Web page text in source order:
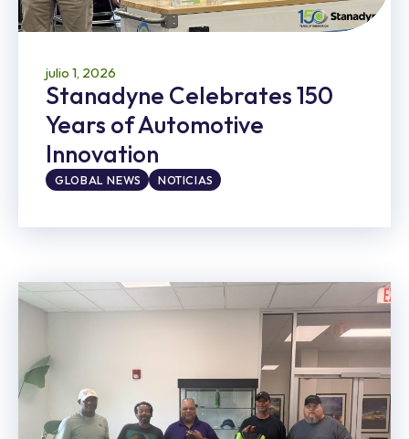
julio 1, 2026
Stanadyne Celebrates 150
Years of Automotive
Innovation
GLOBAL NEWS NOTICIAS